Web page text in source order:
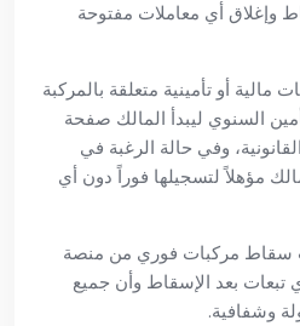
وإغلاق أي معاملات مفتوحة
مالية أو تأمينية متعلقة بالمركبة
السنوي ليبدأ المالك صفحة
وفي حالة الرغبة في
مؤهلاً لتسجيلها فوراً دون أي
سقاط مركبات فوري من منصة
تبعات بعد الإسقاط وأن جميع
وشفافية.